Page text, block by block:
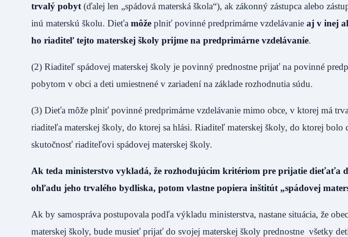
trvalý pobyt (ďalej len „spádová materská škola“), ak zákonný zástupca alebo
inú materskú školu. Dieťa môže plniť povinné predprimárne vzdelávanie aj v inej
ho riaditeľ tejto materskej školy prijme na predprimárne vzdelávanie.
(2) Riaditeľ spádovej materskej školy je povinný prednostne prijať na povinné
pobytom v obci a deti umiestnené v zariadení na základe rozhodnutia súdu.
(3) Dieťa môže plniť povinné predprimárne vzdelávanie mimo obce, v ktorej má
riaditeľa materskej školy, do ktorej sa hlási. Riaditeľ materskej školy, do ktorej bolo
skutočnosť riaditeľovi spádovej materskej školy.
Ak teda ministerstvo vykladá, že rozhodujúcim kritériom pre prijatie dieťaťa
ohľadu jeho trvalého bydliska, potom vlastne popiera inštitút „spádovej
Ak by samospráva postupovala podľa výkladu ministerstva, nastane situácia, že
materskej školy, bude musieť prijať do svojej materskej školy prednostne všetky